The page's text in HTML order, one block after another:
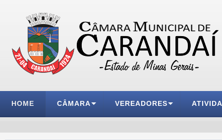
HOME CÂMARA VEREADORES